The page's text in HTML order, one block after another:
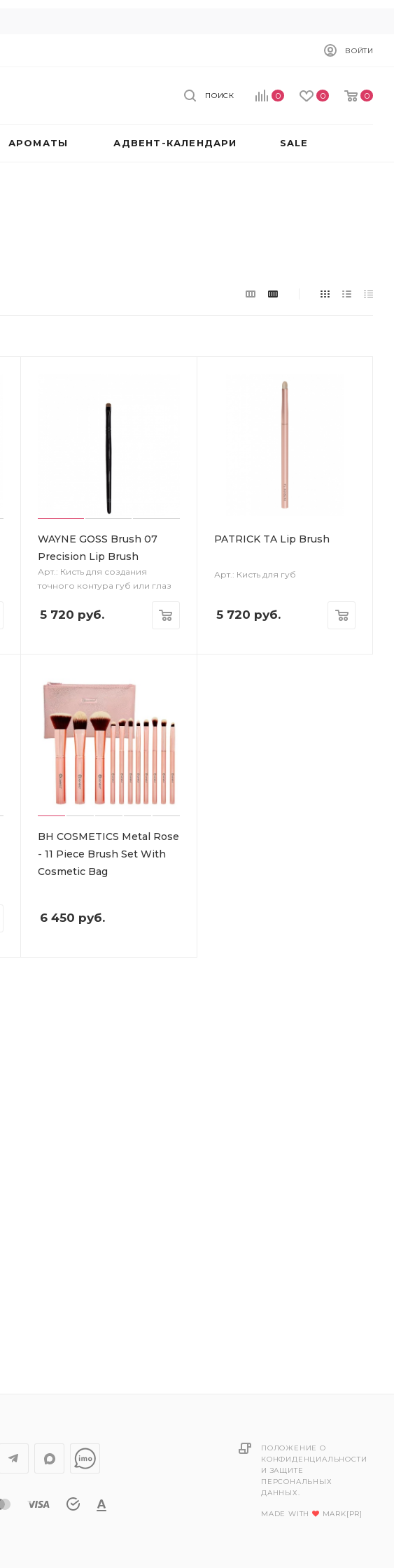
ВОЙТИ
0 0 0
ПОИСК
АРОМАТЫ АДВЕНТ-КАЛЕНДАРИ SALE
WAYNE GOSS Brush 07
Precision Lip Brush
Арт.: Кисть для создания
точного контура губ или глаз
5 720 руб.
PATRICK TA Lip Brush
Арт.: Кисть для губ
5 720 руб.
BH COSMETICS Metal Rose
- 11 Piece Brush Set With
Cosmetic Bag
6 450 руб.
ПОЛОЖЕНИЕ О
КОНФИДЕНЦИАЛЬНОСТИ
И ЗАЩИТЕ
ПЕРСОНАЛЬНЫХ
ДАННЫХ.
MADE WITH MARK[PR]